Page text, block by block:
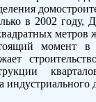
в 2002 году,
метров
момент в
индустриального